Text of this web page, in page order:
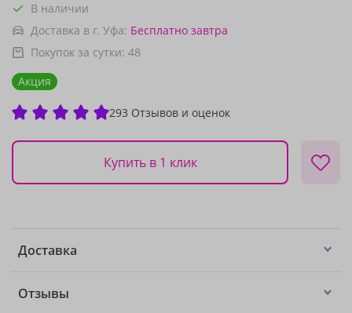
В наличии
Доставка в г. Уфа: Бесплатно завтра
Покупок за сутки: 48
Акция
293 Отзывов и оценок
Купить в 1 клик
Доставка
Отзывы